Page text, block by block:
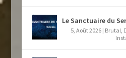
Le Sanctuaire du
5, Août 2026| Brutal,